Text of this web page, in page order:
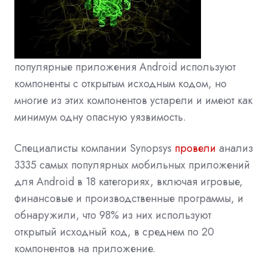
популярные приложения Android используют
компоненты с открытым исходным кодом, но
многие из этих компонентов устарели и имеют как
минимум одну опасную уязвимость.
Специалисты компании Synopsys провели анализ
3335 самых популярных мобильных приложений
для Android в 18 категориях, включая игровые,
финансовые и производственные программы, и
обнаружили, что 98% из них используют
открытый исходный код, в среднем по 20
компонентов на приложение.